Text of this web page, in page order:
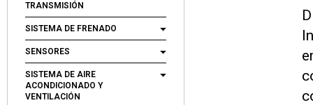
TRANSMISIÓN
SISTEMA DE FRENADO
SENSORES
SISTEMA DE AIRE
ACONDICIONADO Y
VENTILACIÓN